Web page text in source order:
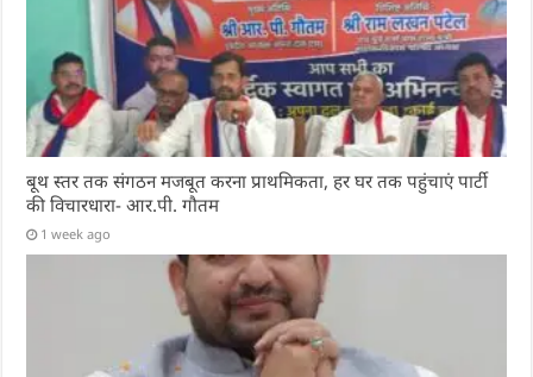
बूथ स्तर तक संगठन मजबूत करना प्राथमिकता, हर घर तक पहुंचाएं पार्टी
की विचारधारा- आर.पी. गौतम
1 week ago